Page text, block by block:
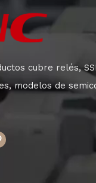
cubre relés,
modelos de